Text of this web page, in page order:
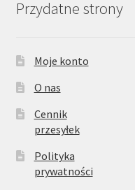
Przydatne strony
Moje konto
O nas
Cennik
przesyłek
Polityka
prywatności